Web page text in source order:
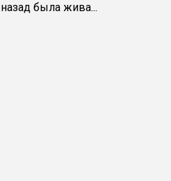
назад была жива...